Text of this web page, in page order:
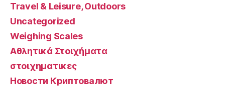
Travel & Leisure, Outdoors
Uncategorized
Weighing Scales
Αθλητικά Στοιχήματα
στοιχηματικες
Новости Криптовалют